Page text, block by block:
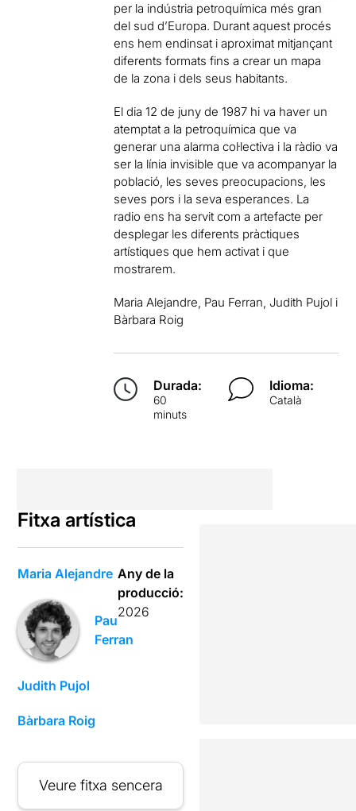
per la indústria petroquímica més gran
del sud d’Europa. Durant aquest procés
ens hem endinsat i aproximat mitjançant
diferents formats fins a crear un mapa
de la zona i dels seus habitants.
El dia 12 de juny de 1987 hi va haver un
atemptat a la petroquímica que va
generar una alarma col·lectiva i la ràdio va
ser la línia invisible que va acompanyar la
població, les seves preocupacions, les
seves pors i la seva esperances. La
radio ens ha servit com a artefacte per
desplegar les diferents pràctiques
artístiques que hem activat i que
mostrarem.
Maria Alejandre, Pau Ferran, Judith Pujol i
Bàrbara Roig
Durada:
60
minuts
Idioma:
Català
Fitxa artística
Maria Alejandre
Pau
Ferran
Judith Pujol
Bàrbara Roig
Any de la
producció:
2026
Veure fitxa sencera